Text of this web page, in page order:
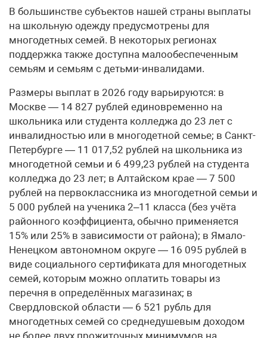
В большинстве субъектов нашей страны выплаты
на школьную одежду предусмотрены для
многодетных семей. В некоторых регионах
поддержка также доступна малообеспеченным
семьям и семьям с детьми-инвалидами.
Размеры выплат в 2026 году варьируются: в
Москве — 14 827 рублей единовременно на
школьника или студента колледжа до 23 лет с
инвалидностью или в многодетной семье; в Санкт-
Петербурге — 11 017,52 рублей на школьника из
многодетной семьи и 6 499,23 рублей на студента
колледжа до 23 лет; в Алтайском крае — 7 500
рублей на первоклассника из многодетной семьи и
5 000 рублей на ученика 2–11 класса (без учёта
районного коэффициента, обычно применяется
15% или 25% в зависимости от района); в Ямало-
Ненецком автономном округе — 16 095 рублей в
виде социального сертификата для многодетных
семей, которым можно оплатить товары из
перечня в определённых магазинах; в
Свердловской области — 6 521 рубль для
многодетных семей со среднедушевым доходом
не более двух прожиточных минимумов на